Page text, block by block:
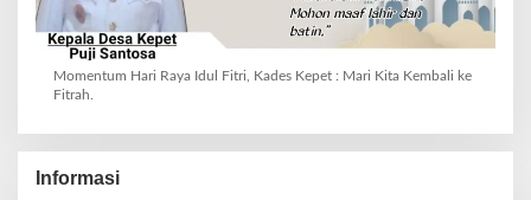
Momentum Hari Raya Idul Fitri, Kades Kepet : Mari Kita Kembali ke
Fitrah.
Informasi